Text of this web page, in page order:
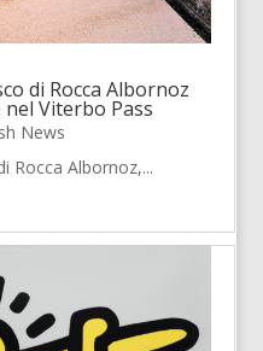
di Rocca Albornoz
Viterbo Pass
News
Rocca Albornoz,...